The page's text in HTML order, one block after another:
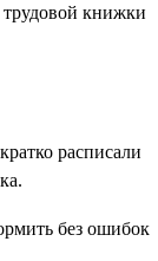
трудовой книжки
расписали